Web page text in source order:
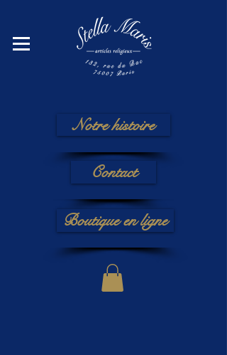
Notre histoire
Contact
Boutique en ligne